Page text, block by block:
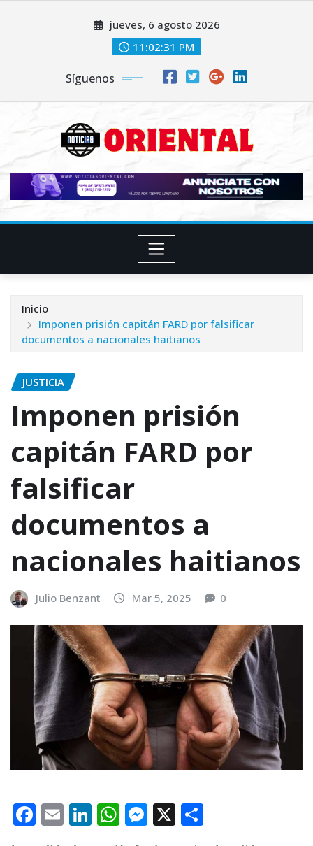
jueves, 6 agosto 2026
11:02:32 PM
Síguenos
Inicio
Imponen prisión capitán FARD por falsificar
documentos a nacionales haitianos
JUSTICIA
Imponen prisión
capitán FARD por
falsificar
documentos a
nacionales haitianos
Julio Benzant Mar 5, 2025 0
F
a
E
m
Li W
h
M
e
X
o